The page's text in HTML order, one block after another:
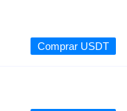
Comprar USDT